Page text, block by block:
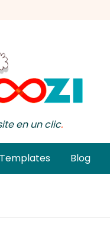
en un clic.
Templates Blog